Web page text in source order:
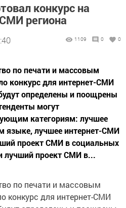
конкурс на
региона
1109 0 0
по печати и массовым
конкурс для интернет-СМИ
определены и поощрены
могут
категориям: лучшее
языке, лучшее интернет-СМИ
проект СМИ в социальных
лучший проект СМИ в...
по печати и массовым
конкурс для интернет-СМИ